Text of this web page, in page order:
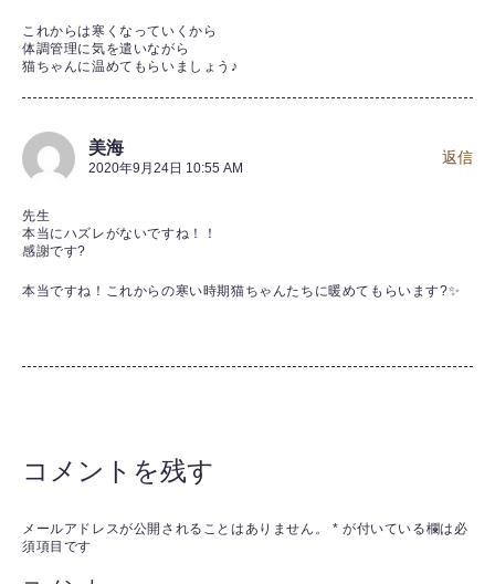
これからは寒くなっていくから
体調管理に気を遣いながら
猫ちゃんに温めてもらいましょう♪
美海
2020年9月24日 10:55 AM
先生
本当にハズレがないですね！！
感謝です?
本当ですね！これからの寒い時期猫ちゃんたちに暖めてもらいます?✨
返信
コメントを残す
メールアドレスが公開されることはありません。 * が付いている欄は必
須項目です